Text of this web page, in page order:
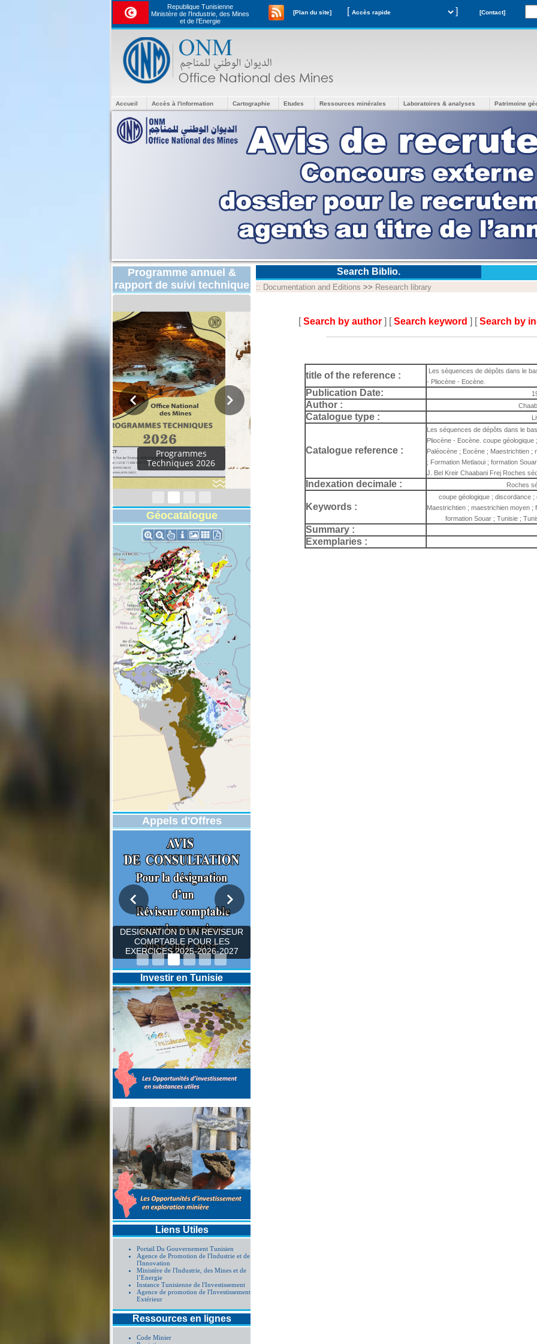
Republique Tunisienne
Ministère de l'Industrie, des Mines
et de l’Energie
[Plan du site] [ ] [Contact]
Accueil Accès à l'information Cartographie Etudes Ressources minérales Laboratoires & analyses Patrimoine
Programme annuel &
rapport de suivi technique
Rapport d'activités
2024
Géocatalogue
Appels d'Offres
DESIGNATION D’UN REVISEUR
COMPTABLE POUR LES
EXERCICES 2025-2026-2027
Investir en Tunisie
Liens Utiles
Portail Du Gouvernement Tunisien
Agence de Promotion de l'Industrie et de
l'Innovation
Ministère de l'Industrie, des Mines et de
l’Energie
Instance Tunisienne de l'Investissement
Agence de promotion de l'Investissement
Extérieur
Ressources en lignes
Code Minier
Search Biblio.
:: Documentation and Editions >> Research library
[Search by author ] [Search keyword ] [Search by
title of the reference :
Les séquences de dépôts dans le
- Pliocène - Eocène.
Publication Date:
Author :
Catalogue type :
Catalogue reference :
Les séquences de dépôts dans le
Pliocène - Eocène. coupe
Paléocène ; Eocène ; Maestrichtien ;
; Formation Metlaoui ; formation
J. Bel Kreir Chaabani Frej Roches
Indexation decimale : Roches
Keywords :
coupe géologique ; discordance
Maestrichtien ; maestrichien moyen ;
formation Souar ; Tunisie ;
Summary :
Exemplaries :